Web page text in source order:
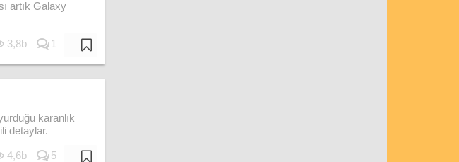
artık Galaxy
3,8b 1
karanlık
detaylar.
4,6b 5